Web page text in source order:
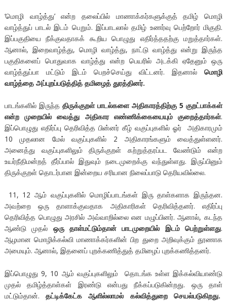
‘மொழி வாழ்த்து’ என்ற தலைப்பில் மாணாக்கர்களுக்குத் தமிழ் மொழி
வாழ்த்துப் பாடல் இடம் பெறும். இப்பாடலால் தமிழ் உணர்வு பெற்றோர் மிகுதி.
இப்பகுதியை நீக்குவதாகக் கூறிய பொழுது எதிர்த்ததற்கு மறுத்தார்கள்.
ஆனால், இறைவாழ்த்து, மொழி வாழ்த்து, நாட்டு வாழ்த்து என்று இருந்த
பகுதிகளைப் பொதுவாக வாழ்த்து என்ற பெயரில் அடக்கி ஏதேனும் ஒரு
வாழ்த்துப்பா மட்டும் இடம் பெறச்செய்து விட்டனர். இதனால்மொழி
வாழ்த்தை அப்புறப்படுத்தித் தமிழைத் துரத்தினர்.
பாடங்களில் இருந்த திருக்குறள் பாடல்களை அதிகாரத்திற்கு 5 குறட்பாக்கள்
என்ற முறையில் வைத்து அதிகார எண்ணிக்கையையும் குறைத்தார்கள்.
இப்பொழுது எதிர்ப்பு தெரிவித்த பின்னர் கீழ் வகுப்புகளில் ஓர் அதிகாரமும்
10 முதலான மேல் வகுப்புகளில் 2 அதிகாரங்களும் வைத்துள்ளனர்.
அனைத்து வகுப்புகளிலும் திருக்குறள் கற்றுத்தரப்பட வேண்டும் என்ற
உயர்நீதிமன்றத் தீர்ப்பால் இதுவும் நடைமுறைக்கு வந்துள்ளது. இருப்பினும்
திருக்குறள் தொடர்பான இன்றைய சரியான நிலைப்பாடு தெரியவில்லை.
11, 12 ஆம் வகுப்புகளில் மொழிப்பாடங்கள் இரு தாள்களாக இருந்தன.
அவற்றை ஒரு தாளாக்குவதாக அதிகாரிகள் தெரிவித்தனர். எதிர்ப்பு
தெரிவித்த பொழுது அரசில் அவ்வாறில்லை என மழுப்பினர். ஆனால், கடந்த
ஆண்டு முதல் ஒரு தாள்மட்டும்தான் பாடமுறையில் இடம் பெற்றுள்ளது.
ஆழமான மொழிக்கல்வி மாணாக்கர்களின் பிற துறை அறிவுக்கும் தூணாக
அமையும். ஆனால், இதனைப் புறக்கணித்துத் தமிழைப் புறக்கணித்தனர்.
இப்பொழுது 9, 10 ஆம் வகுப்புகளிலும் தொடங்க உள்ள இக்கல்வியாண்டு
முதல் தமிழ்த்தாள்கள் இரண்டு என்பது நீக்கப்படுகின்றது. ஒரு தாள்
மட்டும்தான். தட்டிக்கேட்க ஆளில்லாமல் கல்வித்துறை செயல்படுகிறது.